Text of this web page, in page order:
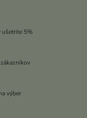
ušetrite 5%
výber